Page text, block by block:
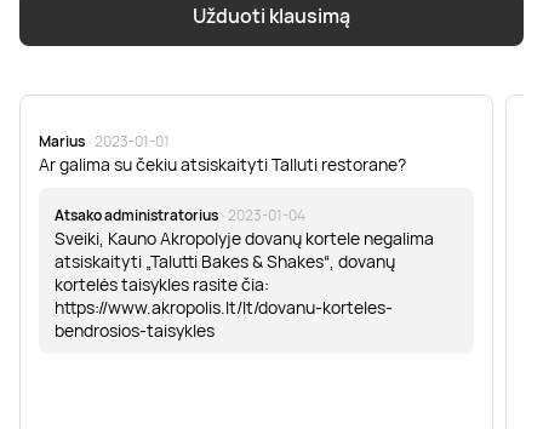
Užduoti klausimą
Marius · 2023-01-01
Ar galima su čekiu atsiskaityti Talluti restorane?
Atsako administratorius · 2023-01-04
Sveiki, Kauno Akropolyje dovanų kortele negalima
atsiskaityti „Talutti Bakes & Shakes“, dovanų
kortelės taisykles rasite čia:
https://www.akropolis.lt/lt/dovanu-korteles-
bendrosios-taisykles